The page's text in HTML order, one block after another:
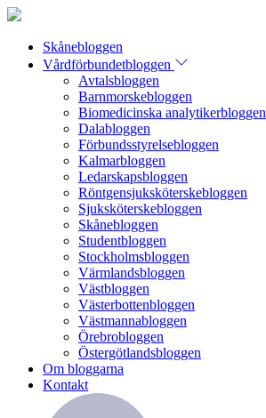
Skånebloggen
Vårdförbundetbloggen
Avtalsbloggen
Barnmorskebloggen
Biomedicinska analytikerbloggen
Dalabloggen
Förbundsstyrelsebloggen
Kalmarbloggen
Ledarskapsbloggen
Röntgensjuksköterskebloggen
Sjuksköterskebloggen
Skånebloggen
Studentbloggen
Stockholmsbloggen
Värmlandsbloggen
Västbloggen
Västerbottenbloggen
Västmannabloggen
Örebrobloggen
Östergötlandsbloggen
Om bloggarna
Kontakt